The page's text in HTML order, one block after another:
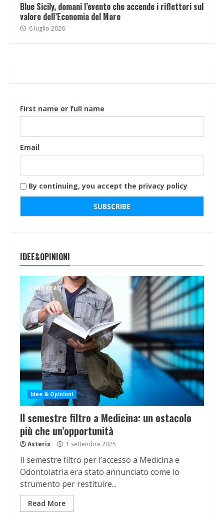
Blue Sicily, domani l’evento che accende i riflettori sul
valore dell’Economia del Mare
6 luglio 2026
First name or full name
Email
By continuing, you accept the privacy policy
IDEE&OPINIONI
2 min read
Idee & Opinioni
Il semestre filtro a Medicina: un ostacolo
più che un’opportunità
Asterix 1 settembre 2025
Il semestre filtro per l’accesso a Medicina e
Odontoiatria era stato annunciato come lo
strumento per restituire...
Read More